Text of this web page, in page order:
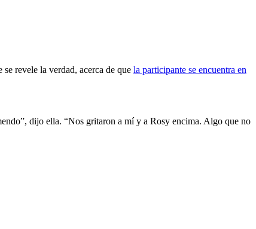
se revele la verdad, acerca de que la participante se encuentra en
dijo ella. “Nos gritaron a mí y a Rosy encima. Algo que no